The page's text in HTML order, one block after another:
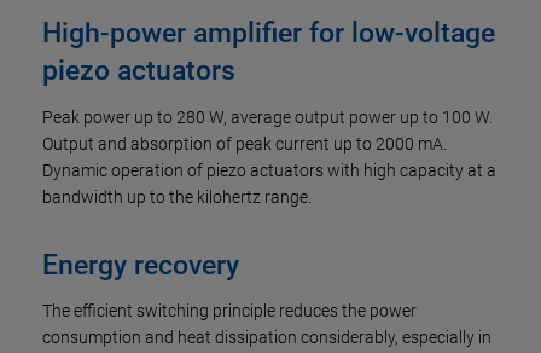
High-power amplifier for low-voltage
piezo actuators
Peak power up to 280 W, average output power up to 100 W.
Output and absorption of peak current up to 2000 mA.
Dynamic operation of piezo actuators with high capacity at a
bandwidth up to the kilohertz range.
Energy recovery
The efficient switching principle reduces the power
consumption and heat dissipation considerably, especially in